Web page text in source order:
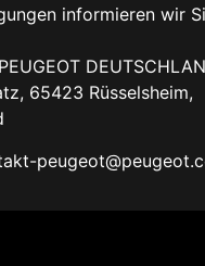
informieren wir
PEUGEOT
65423 Rüsselsheim,